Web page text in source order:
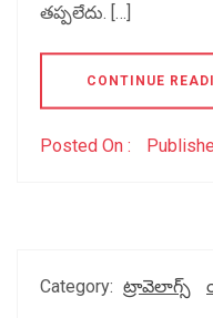
తప్పలేదు. […]
CONTINUE
Posted On :
Category: ట్రావెలాగ్స్